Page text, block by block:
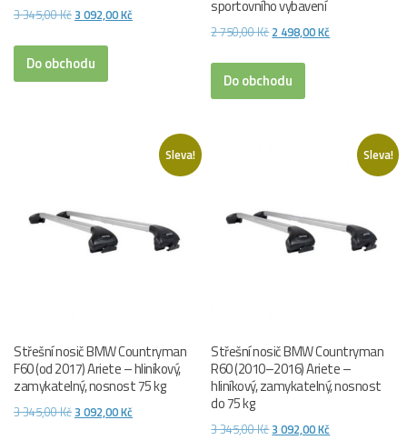
3 345,00KčPůvodní
byla:
3
3 092,00KčAktuální
Do obchodu
sportovního vybavení
2 750,00KčPůvodní
byla:
2
2 498,00KčAktuální
Do obchodu
Sleva!
Střešní nosič BMW Countryman
F60 (od 2017) Ariete – hliníkový,
zamykatelný, nosnost 75 kg
3 345,00KčPůvodní
3 092,00KčAktuální
Sleva!
Střešní nosič BMW Countryman
R60 (2010–2016) Ariete –
hliníkový, zamykatelný, nosnost
do 75 kg
3 345,00KčPůvodní
3 092,00KčAktuální